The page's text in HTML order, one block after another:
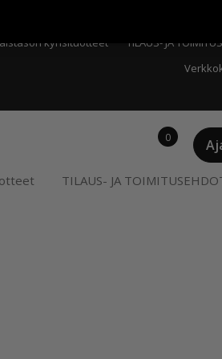
kynsituotteet
TILAUS- JA
0
TILAUS- JA